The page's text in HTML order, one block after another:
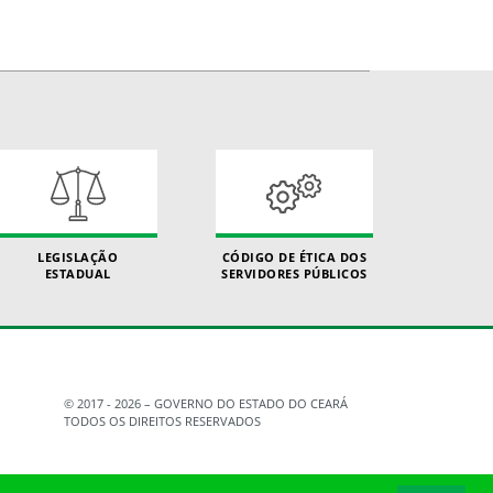
LEGISLAÇÃO
ESTADUAL
CÓDIGO DE ÉTICA DOS
SERVIDORES PÚBLICOS
© 2017 - 2026 – GOVERNO DO ESTADO DO CEARÁ
TODOS OS DIREITOS RESERVADOS